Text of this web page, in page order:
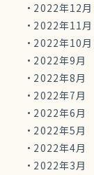
2022年12月
2022年11月
2022年10月
2022年9月
2022年8月
2022年7月
2022年6月
2022年5月
2022年4月
2022年3月